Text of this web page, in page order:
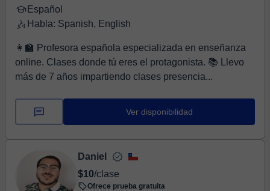
Español
Habla: Spanish, English
👩‍🏫 Profesora española especializada en enseñanza
online. Clases donde tú eres el protagonista. 📚 Llevo
más de 7 años impartiendo clases presencia...
Ver disponibilidad
Daniel
$10/clase
Ofrece prueba gratuita